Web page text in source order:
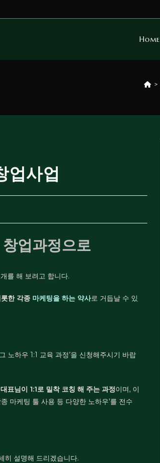
Home
>
업사업
업과정으로
를 해 보려고 합니다.
한 각종 마케팅을 하는 약사로 거듭날 수 있
노하우 1:1 교육 과정’을 신청해주시기 바랍
표님이 1:1로 밀착 코칭 해 주는 과정이며, 이
마케팅 툴 사용 등 다양한 노하우’를 전수
히 설명해 드리겠습니다.